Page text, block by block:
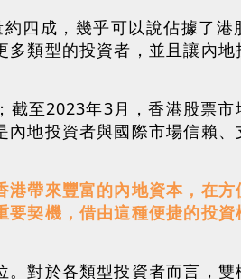
四成，幾乎可以說佔據了港
類型的投資者，並且讓內地
至2023年3月，香港股票市
地投資者與國際市場信賴、
港帶來豐富的內地資本，在方
契機，借由這種便捷的投資
對於各類型投資者而言，雙